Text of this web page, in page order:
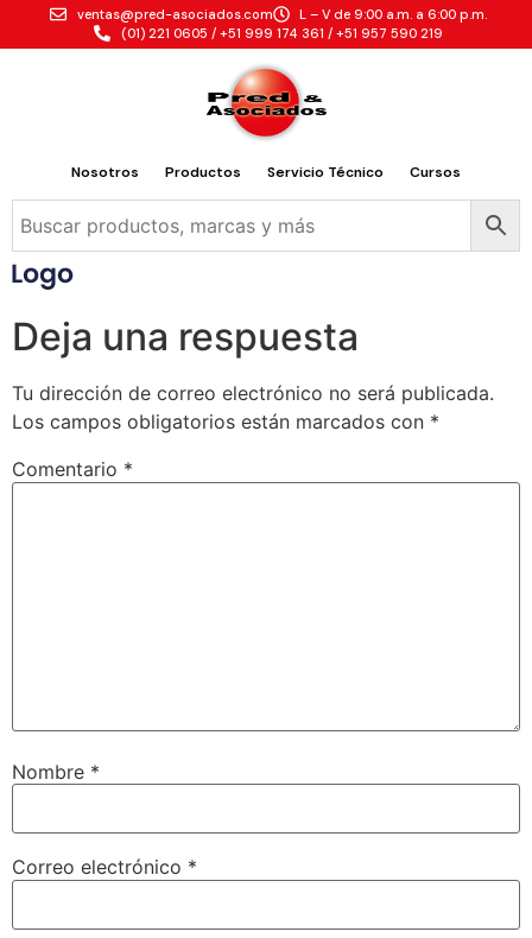
ventas@pred-asociados.com
L – V de 9:00 a.m. a 6:00 p.m.
(01) 221 0605 / +51 999 174 361 / +51 957 590 219
Nosotros Productos Servicio Técnico Cursos
Deja una respuesta
Tu dirección de correo electrónico no será publicada.
Los campos obligatorios están marcados con *
Comentario *
Nombre *
Correo electrónico *